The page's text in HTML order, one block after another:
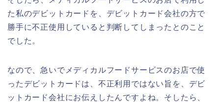
た私のデビットカードを、デビットカード会社の方で
勝手に不正使用していると判断してしまったとのこと
でした。
なので、急いでメディカルフードサービスのお店で使
ったデビットカードは、不正利用ではない旨を、デビ
ットカード会社にお伝えしたんですよね。そしたら、